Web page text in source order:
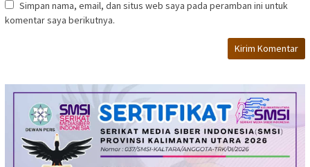
Simpan nama, email, dan situs web saya pada peramban ini untuk
komentar saya berikutnya.